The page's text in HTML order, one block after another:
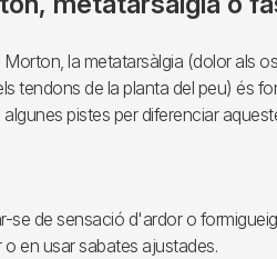
la metatarsàlgia (dolor als
tendons de la planta del peu) és
pistes per diferenciar
se de sensació d'ardor o
en usar sabates ajustades.